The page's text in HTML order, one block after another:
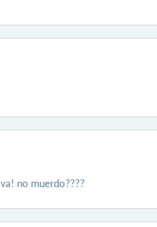
no muerdo????